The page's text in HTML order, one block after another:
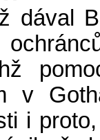
dával
v
i